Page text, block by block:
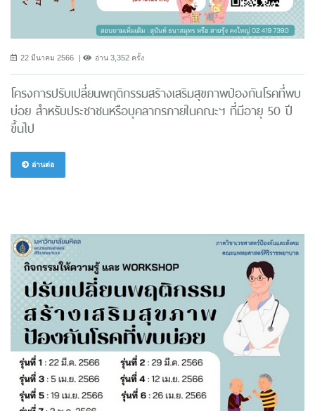
22 มีนาคม 2566 อ่าน 3,352 ครั้ง
โครงการปรับเปลี่ยนพฤติกรรมสร้างเสริมสุขภาพป้องกันโรคที่พบ
บ่อย สำหรับประชาชนหรือบุคลากรภายในคณะฯ ที่มีอายุ 50 ปี
ขึ้นไป
อ่านต่อ